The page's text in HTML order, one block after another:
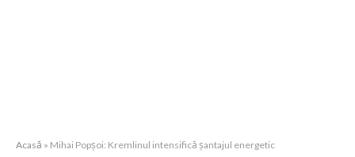
Acasă » Mihai Popșoi: Kremlinul intensifică șantajul energetic